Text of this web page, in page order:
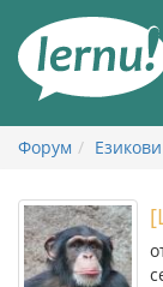
съдържанието
Форум